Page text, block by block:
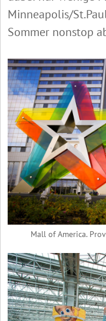
Minneapolis/
Sommer nonstop
Mall of America.